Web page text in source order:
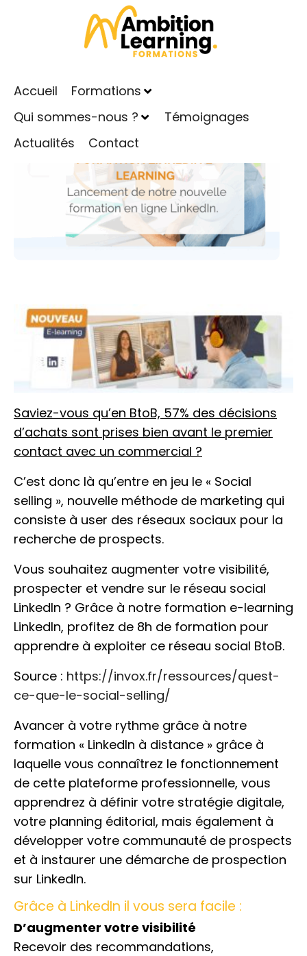
Accueil
Formations
Qui sommes-nous ?
Témoignages
Actualités
Contact
Formation : LinkedIn e-learning
Saviez-vous qu’en BtoB, 57% des décisions
d’achats sont prises bien avant le premier
contact avec un commercial ?
C’est donc là qu’entre en jeu le « Social
selling », nouvelle méthode de marketing qui
consiste à user des réseaux sociaux pour la
recherche de prospects.
Vous souhaitez augmenter votre visibilité,
prospecter et vendre sur le réseau social
LinkedIn ? Grâce à notre formation e-learning
LinkedIn, profitez de 8h de formation pour
apprendre à exploiter ce réseau social BtoB.
Source : https://invox.fr/ressources/quest-
ce-que-le-social-selling/
Avancer à votre rythme grâce à notre
formation « LinkedIn à distance » grâce à
laquelle vous connaîtrez le fonctionnement
de cette plateforme professionnelle, vous
apprendrez à définir votre stratégie digitale,
votre planning éditorial, mais également à
développer votre communauté de prospects
et à instaurer une démarche de prospection
sur LinkedIn.
Grâce à LinkedIn il vous sera facile :
D’augmenter votre visibilité
Recevoir des recommandations,